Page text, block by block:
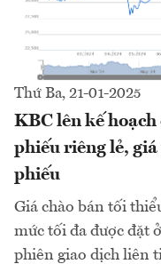
Thứ Ba, 21-01-2025
KBC lên kế
phiếu riêng lẻ,
phiếu
Giá chào bán tối
mức tối đa được đặt
phiên giao dịch liên